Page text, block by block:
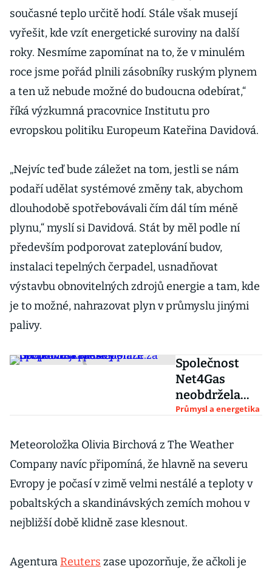
současné teplo určitě hodí. Stále však musejí
vyřešit, kde vzít energetické suroviny na další
roky. Nesmíme zapomínat na to, že v minulém
roce jsme pořád plnili zásobníky ruským plynem
a ten už nebude možné do budoucna odebírat,“
říká výzkumná pracovnice Institutu pro
evropskou politiku Europeum Kateřina Davidová.
„Nejvíc teď bude záležet na tom, jestli se nám
podaří udělat systémové změny tak, abychom
dlouhodobě spotřebovávali čím dál tím méně
plynu,“ myslí si Davidová. Stát by měl podle ní
především podporovat zateplování budov,
instalaci tepelných čerpadel, usnadňovat
výstavbu obnovitelných zdrojů energie a tam, kde
je to možné, nahrazovat plyn v průmyslu jinými
palivy.
Společnost
Net4Gas
neobdržela
ruské peníze.
přestal platit
za přepravní
Průmysl a energetika
Meteoroložka Olivia Birchová z The Weather
Company navíc připomíná, že hlavně na severu
Evropy je počasí v zimě velmi nestálé a teploty v
pobaltských a skandinávských zemích mohou v
nejbližší době klidně zase klesnout.
Agentura Reuters zase upozorňuje, že ačkoli je